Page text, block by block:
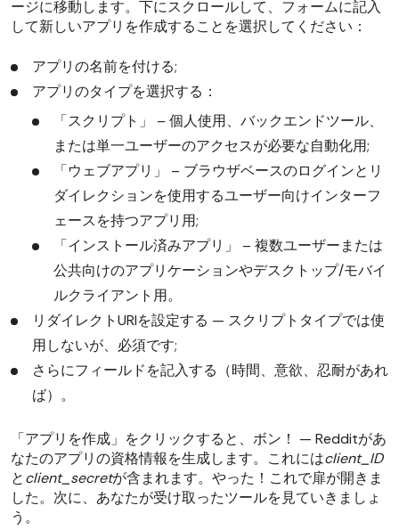
ージに移動します。下にスクロールして、フォームに記入
して新しいアプリを作成することを選択してください：
アプリの名前を付ける;
アプリのタイプを選択する：
「スクリプト」 – 個人使用、バックエンドツール、
または単一ユーザーのアクセスが必要な自動化用;
「ウェブアプリ」 – ブラウザベースのログインとリ
ダイレクションを使用するユーザー向けインターフ
ェースを持つアプリ用;
「インストール済みアプリ」 – 複数ユーザーまたは
公共向けのアプリケーションやデスクトップ/モバイ
ルクライアント用。
リダイレクトURIを設定する — スクリプトタイプでは使
用しないが、必須です;
さらにフィールドを記入する（時間、意欲、忍耐があれ
ば）。
「アプリを作成」をクリックすると、ボン！ — Redditがあ
なたのアプリの資格情報を生成します。これにはclient_ID
とclient_secretが含まれます。やった！これで扉が開きま
した。次に、あなたが受け取ったツールを見ていきましょ
う。